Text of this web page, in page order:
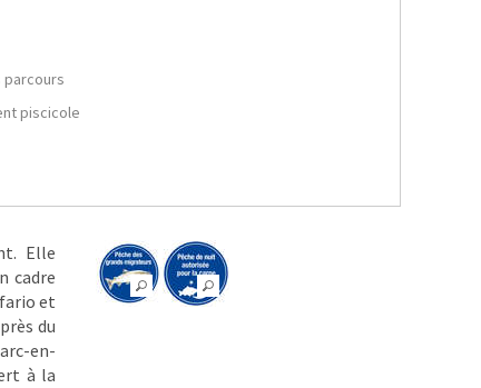
parcours
piscicole
Elle
cadre
et
du
en-
à la